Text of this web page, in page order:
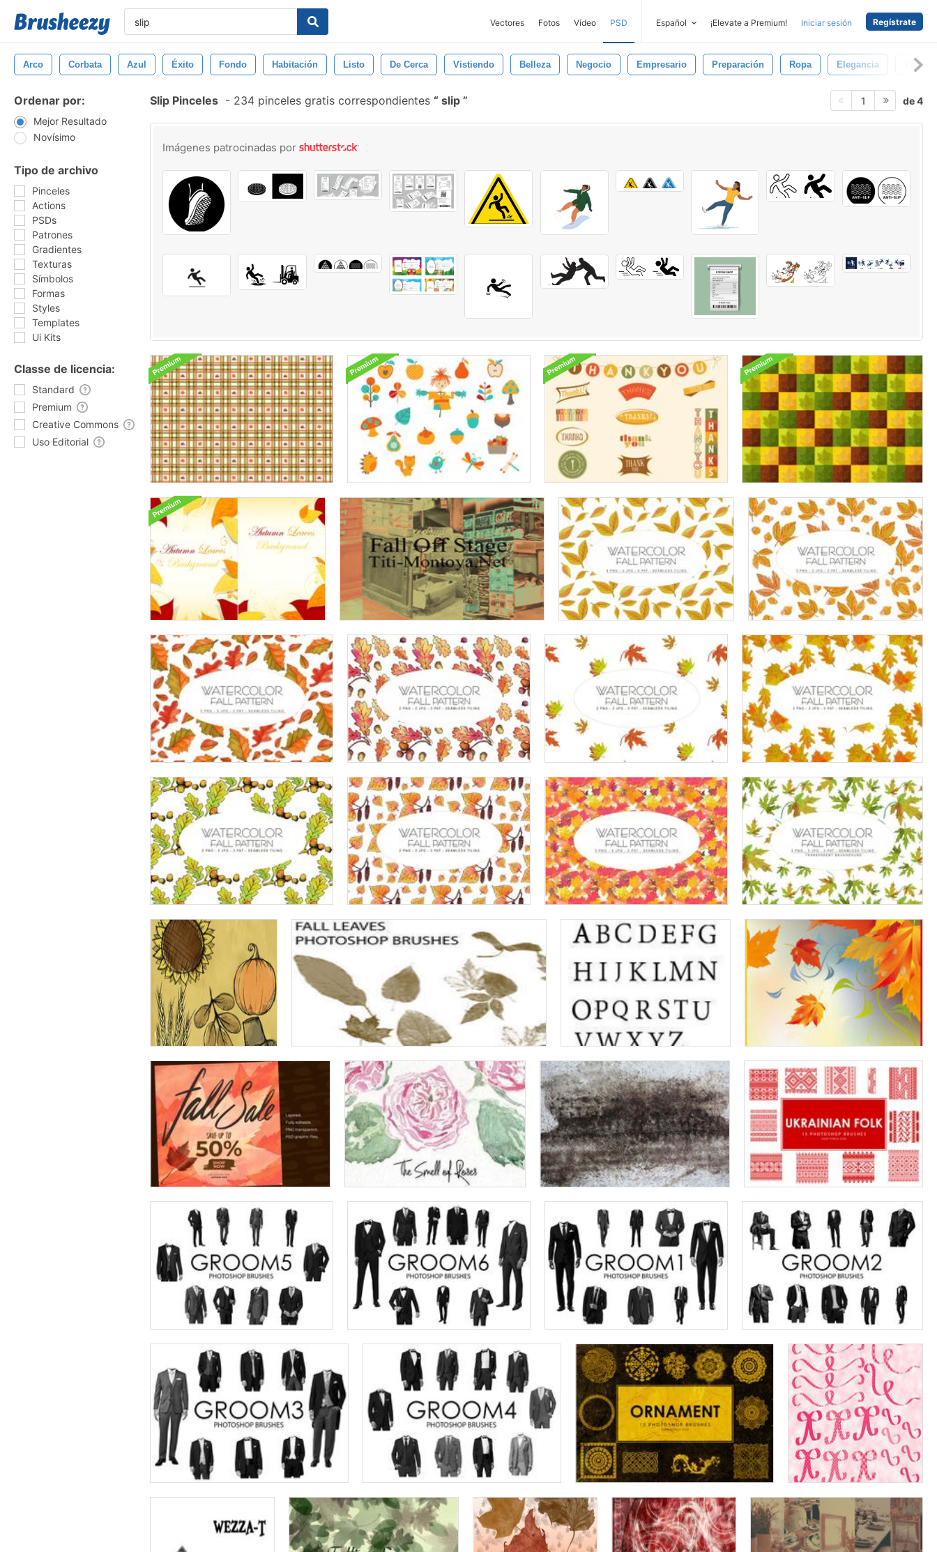
Vectores Fotos Vídeo PSD Español ¡Elevate a Premium! Iniciar sesión Regístrate
Arco Corbata Azul Éxito Fondo Habitación Listo De Cerca Vistiendo Belleza Negocio Empresario Preparación Ropa Elegancia Viaje
Ordenar por:
Mejor Resultado
Novísimo
Tipo de archivo
Pinceles
Actions
PSDs
Patrones
Gradientes
Texturas
Símbolos
Formas
Styles
Templates
Ui Kits
Classe de licencia:
Standard
Premium
Creative Commons
Uso Editorial
Slip Pinceles - 234 pinceles gratis correspondientes slip 1 de 4
Imágenes patrocinadas por